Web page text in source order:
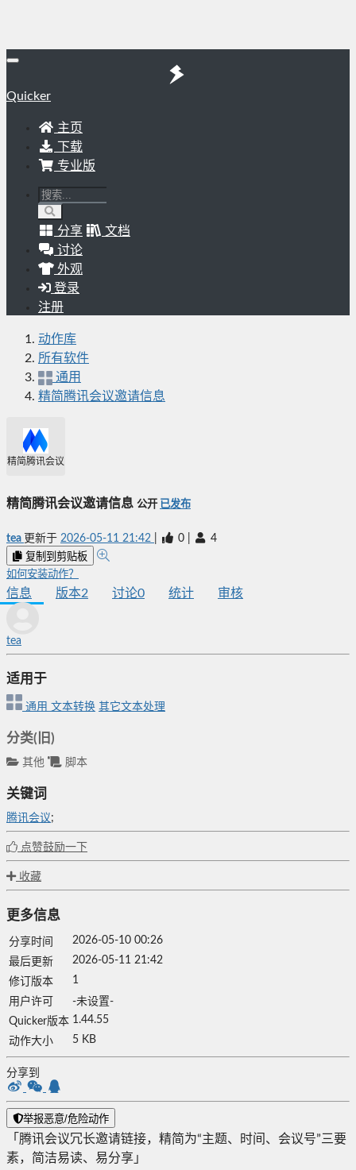
Quicker
主页
下载
专业版
分享
文档
讨论
外观
登录
注册
动作库
所有软件
通用
精简腾讯会议邀请信息
精简腾讯会议邀请信息
精简腾讯会议邀请信息 公开 已发布
tea 更新于 2026-05-11 21:42 0 4
复制到剪贴板
如何安装动作？
信息 版本2 讨论0 统计 审核
tea
适用于
通用 文本转换 其它文本处理
分类(旧)
其他 脚本
关键词
腾讯会议;
点赞鼓励一下
收藏
更多信息
分享时间
2026-05-10 00:26
最后更新
2026-05-11 21:42
修订版本
1
用户许可
-未设置-
Quicker版本 1.44.55
动作大小
5 KB
分享到
举报恶意/危险动作
「腾讯会议冗长邀请链接，精简为“主题、时间、会议号”三要
素，简洁易读、易分享」